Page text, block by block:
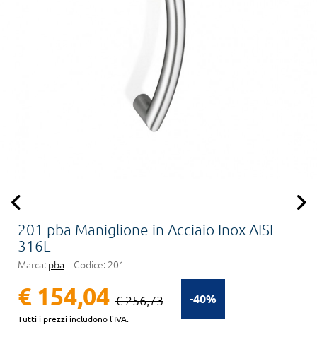
201 pba Maniglione in Acciaio Inox AISI
316L
Marca: pba Codice: 201
-40%
€ 154,04 € 256,73
Tutti i prezzi includono l'IVA.